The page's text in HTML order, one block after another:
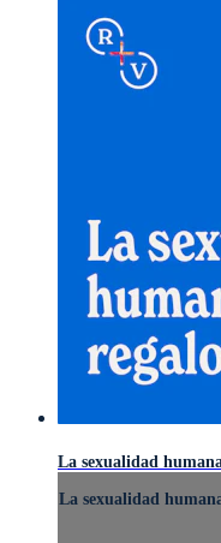
La sexualidad
La sexualidad